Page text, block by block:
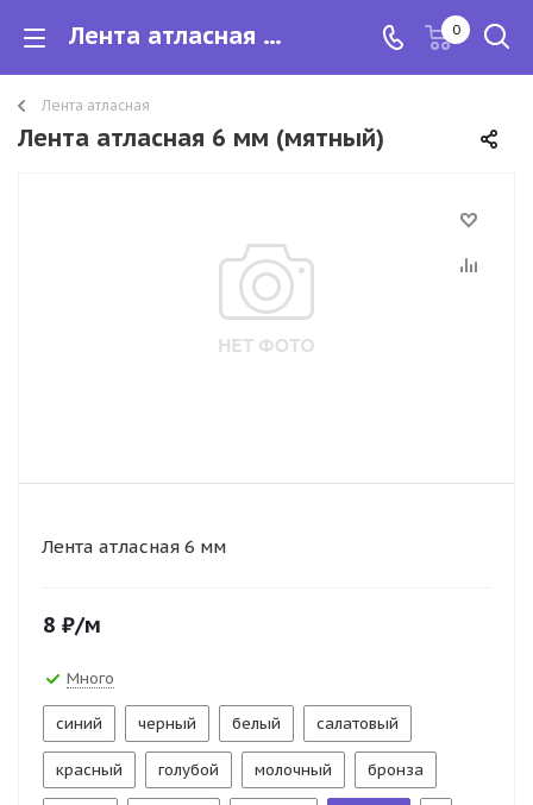
Лента атласная 6 мм 0
Лента атласная
Лента атласная 6 мм (мятный)
Лента атласная 6 мм
8 ₽/м
Много
синий черный белый салатовый
красный голубой молочный бронза